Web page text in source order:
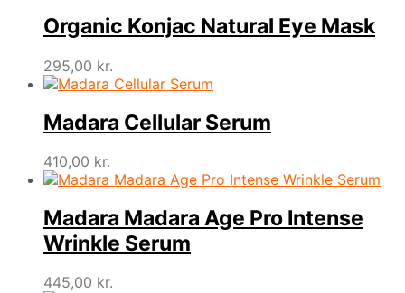
Organic Konjac Natural Eye Mask
295,00 kr.
Madara Cellular Serum
410,00 kr.
Madara Madara Age Pro Intense
Wrinkle Serum
445,00 kr.